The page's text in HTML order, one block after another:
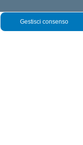
Gestisci consenso